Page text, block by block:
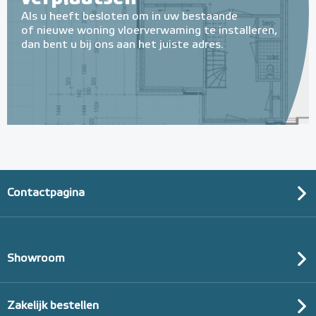
Als u heeft besloten om in uw bestaande
of nieuwe woning vloerverwaming te installeren,
dan bent u bij ons aan het juiste adres.
Contactpagina
Showroom
Zakelijk bestellen